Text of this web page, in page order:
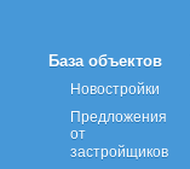
База объектов
Новостройки
Предложения
от
застройщиков